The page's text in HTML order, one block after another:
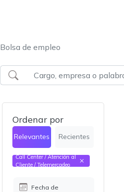
Bolsa de empleo
Ordenar por
Relevantes Recientes
Call Center / Atención al
Cliente / Telemercadeo
Fecha de